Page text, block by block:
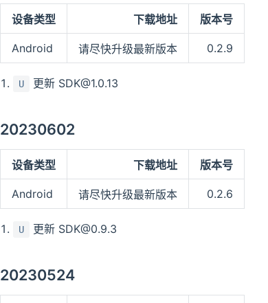
设备类型 下载地址 版本号
Android 请尽快升级最新版本 0.2.9
U 更新 SDK@1.0.13
20230602
设备类型 下载地址 版本号
Android 请尽快升级最新版本 0.2.6
U 更新 SDK@0.9.3
20230524